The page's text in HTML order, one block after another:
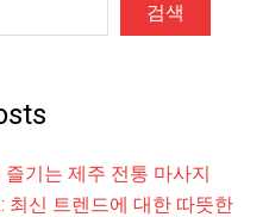
검색
즐기는 제주 전통 마사지
최신 트렌드에 대한 따뜻한